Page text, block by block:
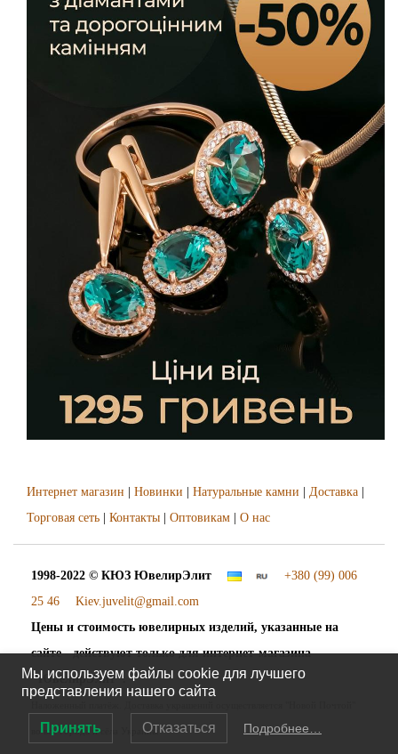
Интернет магазин Новинки Натуральные камни Доставка
Торговая сеть
Контакты Оптовикам О нас
1998-2022 © КЮЗ ЮвелирЭлит
+380 (99) 006
25 46
Kiev.juvelit@gmail.com
Цены и стоимость ювелирных изделий, указанные на
сайте - действуют только для интернет-магазина
"ЮвелирЭлит".
во все города и сёла Украины
Мы используем файлы cookie для лучшего
представления нашего сайта
Принять Отказаться Подробнее…